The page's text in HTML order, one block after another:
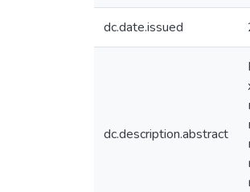
dc.date.issued
dc.description.abstract